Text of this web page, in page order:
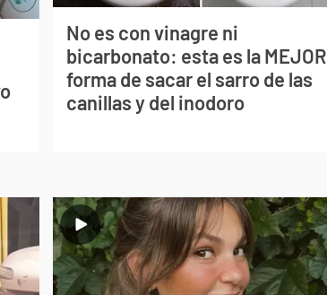
No es con vinagre ni
bicarbonato: esta es la MEJOR
forma de sacar el sarro de las
canillas y del inodoro